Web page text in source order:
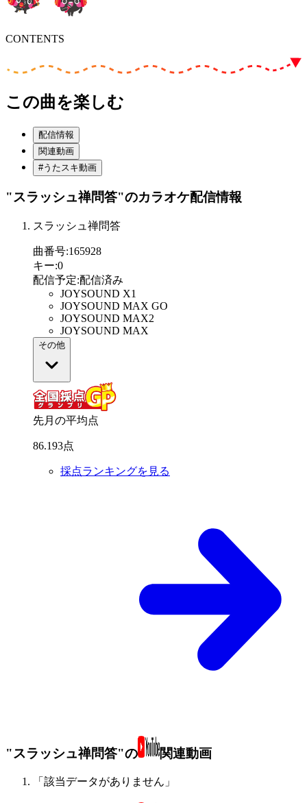
CONTENTS
この曲を楽しむ
配信情報
関連動画
#うたスキ動画
"スラッシュ禅問答"のカラオケ配信情報
スラッシュ禅問答
曲番号:165928
キー:0
配信予定:配信済み
JOYSOUND X1
JOYSOUND MAX GO
JOYSOUND MAX2
JOYSOUND MAX
その他
先月の平均点
86.193点
採点ランキングを見る
"スラッシュ禅問答"の 関連動画
「該当データがありません」